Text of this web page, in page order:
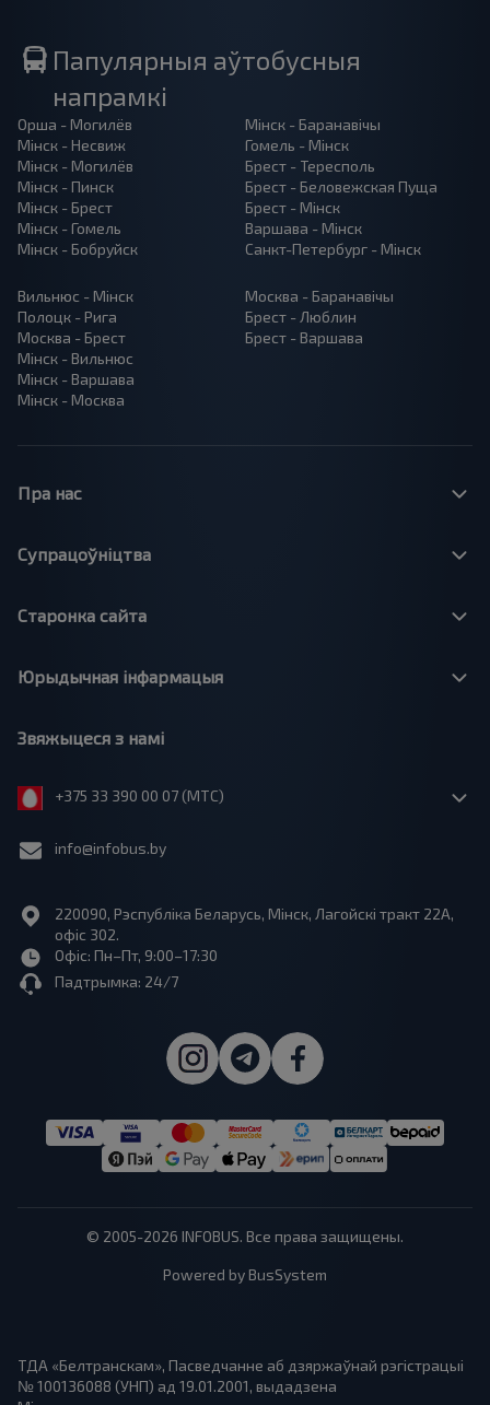
Папулярныя аўтобусныя
напрамкі
Орша - Могилёв
Мінск - Несвиж
Мінск - Могилёв
Мінск - Пинск
Мінск - Брест
Мінск - Гомель
Мінск - Бобруйск
Мінск - Баранавiчы
Гомель - Мінск
Брест - Тересполь
Брест - Беловежская Пуща
Брест - Мінск
Варшава - Мінск
Санкт-Петербург - Мінск
Вильнюс - Мінск
Полоцк - Рига
Москва - Брест
Мінск - Вильнюс
Мінск - Варшава
Мінск - Москва
Москва - Баранавiчы
Брест - Люблин
Брест - Варшава
Пра нас
Супрацоўніцтва
Старонка сайта
Юрыдычная інфармацыя
Звяжыцеся з намі
+375 33 390 00 07 (МТС)
info@infobus.by
220090, Рэспубліка Беларусь, Мінск, Лагойскі тракт 22A,
офіс 302.
Офіс: Пн–Пт, 9:00–17:30
Падтрымка: 24/7
© 2005-2026 INFOBUS. Все права защищены.
Powered by BusSystem
ТДА «Белтранскам», Пасведчанне аб дзяржаўнай рэгістрацыі
№ 100136088 (УНП) ад 19.01.2001, выдадзена